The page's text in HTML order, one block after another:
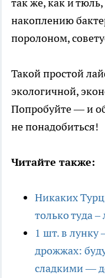
накоплению
поролоном,
Такой простой
экологичной,
Попробуйте — и
не понадобиться!
Читайте также:
Никаких
только туда
1 шт. в лунку
дрожжах:
сладкими —